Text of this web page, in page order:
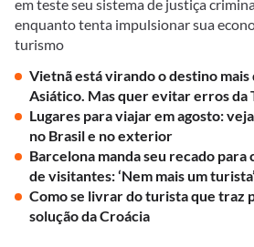
em teste seu sistema de justiça
enquanto tenta impulsionar sua
turismo
Vietnã está virando o destino mais
Asiático. Mas quer evitar erros da
Lugares para viajar em agosto:
no Brasil e no exterior
Barcelona manda seu recado
de visitantes: ‘Nem mais um turista’
Como se livrar do turista que traz
solução da Croácia